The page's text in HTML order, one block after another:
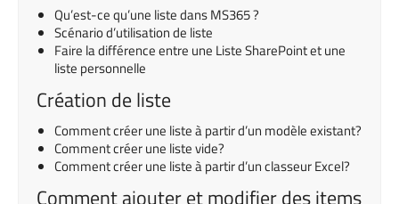
Qu’est-ce qu’une liste dans MS365 ?
Scénario d’utilisation de liste
Faire la différence entre une Liste SharePoint et une
liste personnelle
Création de liste
Comment créer une liste à partir d’un modèle existant?
Comment créer une liste vide?
Comment créer une liste à partir d’un classeur Excel?
Comment ajouter et modifier des items